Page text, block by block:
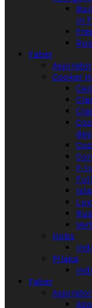
in
Faber
Cooker
F-
Hobs
Pllaka
Faber